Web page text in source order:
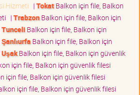
Hizmeti | TokatBalkon için file, Balkon
| TrabzonBalkon için file, Balkon için
Tunceli Balkon için file, Balkon için
Şanlıurfa Balkon için file, Balkon için
UşakBalkon için file, Balkon için güvenlik
için file, Balkon için güvenlik filesi
için file, Balkon için güvenlik filesi
için file, Balkon için güvenlik filesi